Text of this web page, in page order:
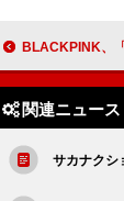
BLACKPINK、「Kill
関連ニュース
サカナクシ